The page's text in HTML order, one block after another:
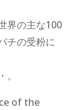
界の主な100
チの受粉に
of the